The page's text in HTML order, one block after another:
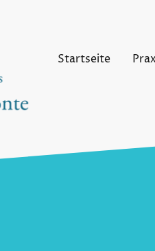
Startseite